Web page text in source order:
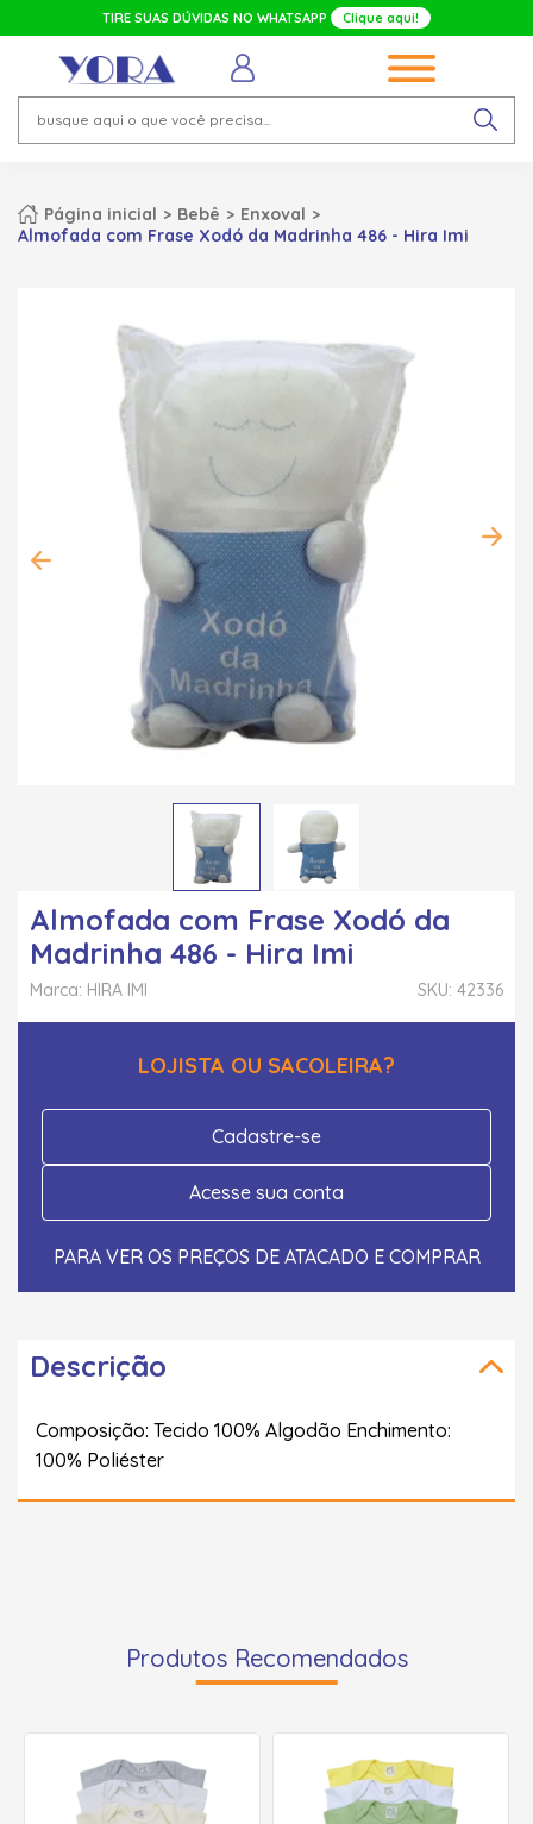
TIRE SUAS DÚVIDAS NO WHATSAPP Clique aqui!
Página inicial Bebê
Enxoval
Almofada com Frase Xodó da Madrinha 486 - Hira Imi
Almofada com Frase Xodó da
Madrinha 486 - Hira Imi
SKU: 42336
Marca: HIRA IMI
LOJISTA OU SACOLEIRA?
Cadastre-se
Acesse sua conta
PARA VER OS PREÇOS DE ATACADO E COMPRAR
Descrição
Composição: Tecido 100% Algodão Enchimento:
100% Poliéster
Produtos Recomendados